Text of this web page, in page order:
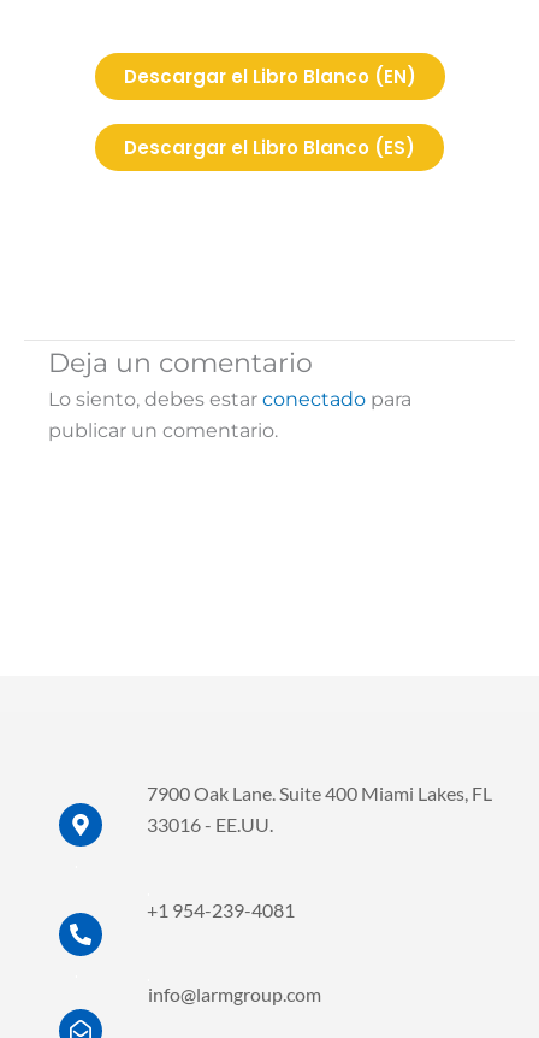
Descargar el Libro Blanco (EN)
Descargar el Libro Blanco (ES)
Deja un comentario
Lo siento, debes estar conectado para
publicar un comentario.
7900 Oak Lane. Suite 400 Miami Lakes, FL
33016 - EE.UU.
+1 954-239-4081
info@larmgroup.com